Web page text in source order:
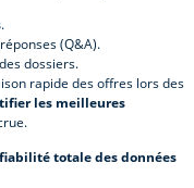
.
(Q&A).
dossiers.
rapide des offres lors des
les meilleures
fiabilité totale des données